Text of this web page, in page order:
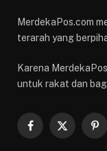
MerdekaPos.com
terarah yang
Karena
untuk rakat dan
Facebook
X